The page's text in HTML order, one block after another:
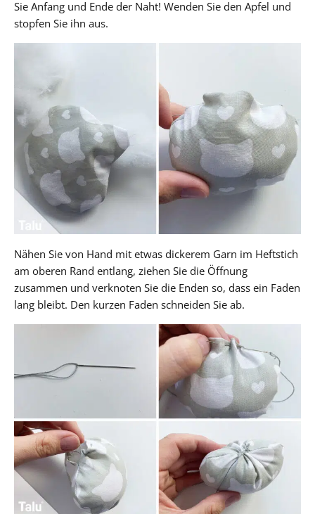
Sie Anfang und Ende der Naht! Wenden Sie den Apfel und
stopfen Sie ihn aus.
Nähen Sie von Hand mit etwas dickerem Garn im Heftstich
am oberen Rand entlang, ziehen Sie die Öffnung
zusammen und verknoten Sie die Enden so, dass ein Faden
lang bleibt. Den kurzen Faden schneiden Sie ab.